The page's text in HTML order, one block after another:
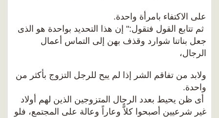
على الاكتفاء بامرأة واحدة.
ثم تتابع القول فتقول:" إن هذا التحديد بواحدة هو الذى
جعل بناتنا شوارد وقذف بهن إلى التماس أعمال
الرجال،
ولابد من تفاقم الشر إذا لم يبح للرجل التزوج بأكثر من
واحدة.
أى ظن يحيط بعدد الرجال المتزوجين الذين لهم أولاد
غير شرعيين أصبحوا كلاًّ وعاراً وعالة على المجتمع، فلو